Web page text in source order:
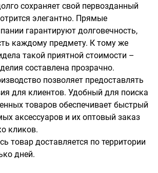
сохраняет свой первозданный
элегантно. Прямые
гарантируют долговечность,
каждому предмету. К тому же
такой приятной стоимости –
составлена прозрачно.
позволяет предоставлять
для клиентов. Удобный для поиска
товаров обеспечивает быстрый
аксессуаров и их оптовый заказ
кликов.
товар доставляется по территории
дней.